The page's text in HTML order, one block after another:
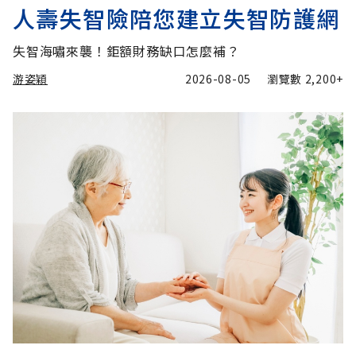
人壽失智險陪您建立失智防護網
失智海嘯來襲！鉅額財務缺口怎麼補？
游姿穎 2026-08-05 瀏覽數 2,200+